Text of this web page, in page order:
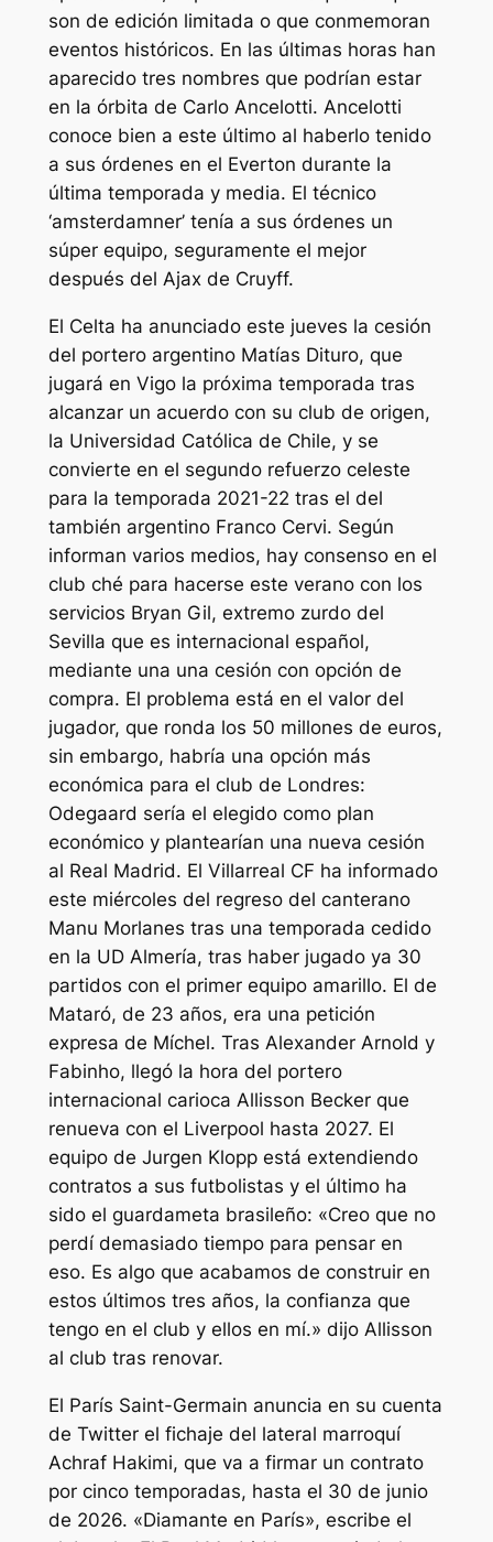
son de edición limitada o que conmemoran
eventos históricos. En las últimas horas han
aparecido tres nombres que podrían estar
en la órbita de Carlo Ancelotti. Ancelotti
conoce bien a este último al haberlo tenido
a sus órdenes en el Everton durante la
última temporada y media. El técnico
‘amsterdamner’ tenía a sus órdenes un
súper equipo, seguramente el mejor
después del Ajax de Cruyff.
El Celta ha anunciado este jueves la cesión
del portero argentino Matías Dituro, que
jugará en Vigo la próxima temporada tras
alcanzar un acuerdo con su club de origen,
la Universidad Católica de Chile, y se
convierte en el segundo refuerzo celeste
para la temporada 2021-22 tras el del
también argentino Franco Cervi. Según
informan varios medios, hay consenso en el
club ché para hacerse este verano con los
servicios Bryan Gil, extremo zurdo del
Sevilla que es internacional español,
mediante una una cesión con opción de
compra. El problema está en el valor del
jugador, que ronda los 50 millones de euros,
sin embargo, habría una opción más
económica para el club de Londres:
Odegaard sería el elegido como plan
económico y plantearían una nueva cesión
al Real Madrid. El Villarreal CF ha informado
este miércoles del regreso del canterano
Manu Morlanes tras una temporada cedido
en la UD Almería, tras haber jugado ya 30
partidos con el primer equipo amarillo. El de
Mataró, de 23 años, era una petición
expresa de Míchel. Tras Alexander Arnold y
Fabinho, llegó la hora del portero
internacional carioca Allisson Becker que
renueva con el Liverpool hasta 2027. El
equipo de Jurgen Klopp está extendiendo
contratos a sus futbolistas y el último ha
sido el guardameta brasileño: «Creo que no
perdí demasiado tiempo para pensar en
eso. Es algo que acabamos de construir en
estos últimos tres años, la confianza que
tengo en el club y ellos en mí.» dijo Allisson
al club tras renovar.
El París Saint-Germain anuncia en su cuenta
de Twitter el fichaje del lateral marroquí
Achraf Hakimi, que va a firmar un contrato
por cinco temporadas, hasta el 30 de junio
de 2026. «Diamante en París», escribe el